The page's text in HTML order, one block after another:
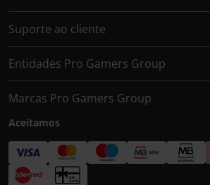
Suporte ao cliente
Entidades Pro Gamers Group
Marcas Pro Gamers Group
Aceitamos